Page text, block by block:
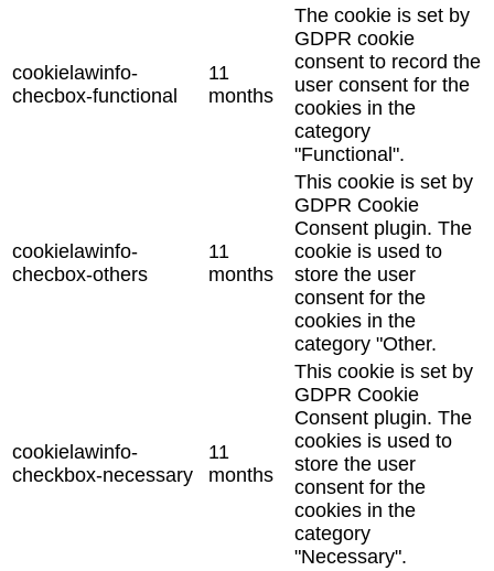
cookielawinfo-
checbox-functional
11
months
The cookie is set by
GDPR cookie
consent to record the
user consent for the
cookies in the
category
"Functional".
cookielawinfo-
checbox-others
11
months
This cookie is set by
GDPR Cookie
Consent plugin. The
cookie is used to
store the user
consent for the
cookies in the
category "Other.
cookielawinfo-
checkbox-necessary
11
months
This cookie is set by
GDPR Cookie
Consent plugin. The
cookies is used to
store the user
consent for the
cookies in the
category
"Necessary".